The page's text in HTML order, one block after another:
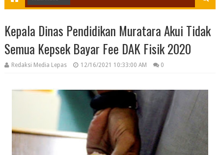
Kepala Dinas Pendidikan Muratara Akui Tidak
Semua Kepsek Bayar Fee DAK Fisik 2020
Redaksi Media Lepas 12/16/2021 10:33:00 AM 0